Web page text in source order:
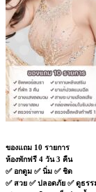
ของแถม 10 รายการ
ห้องพักฟรี 4 วัน 3 คืน
✅ อกดูม ✅ นิ่ม ✅ ชิด
✅ สวย ✅ ปลอดภัย ✅ ดูธร